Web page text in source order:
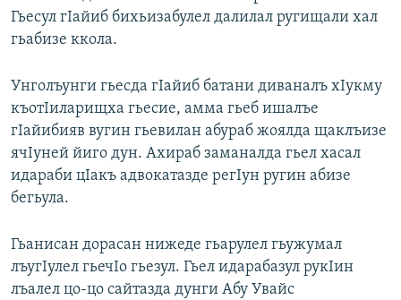
Гьесул гIайиб бихьизабулел далилал ругищали хал
гьабизе ккола.
Унголъунги гьесда гIайиб батани диваналъ хIукму
къотIиларищха гьесие, амма гьеб ишалъе
гIайибияв вугин гьевилан абураб жоялда щаклъизе
ячIуней йиго дун. Ахираб заманалда гьел хасал
идараби цIакъ адвокатазде регIун ругин абизе
бегьула.
Гьанисан дорасан нижеде гьарулел гьужумал
лъугIулел гьечIо гьезул. Гьел идарабазул рукIин
лъалел цо-цо сайтазда дунги Абу Увайс